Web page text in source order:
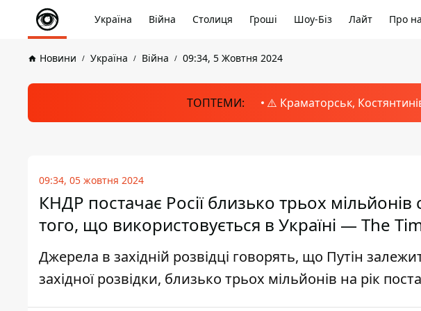
Україна Війна Столиця Гроші Шоу-Біз Лайт Про
Новини Україна Війна 09:34, 5 Жовтня 2024
ТОПТЕМИ: ⚠️ Краматорськ,
09:34, 05 жовтня 2024
КНДР постачає Росії близько трьох
того, що використовується в Україні — The
Джерела в західній розвідці говорять, що Путін
західної розвідки, близько трьох мільйонів на рік